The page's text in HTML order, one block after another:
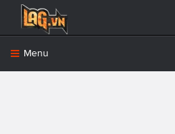
Menu